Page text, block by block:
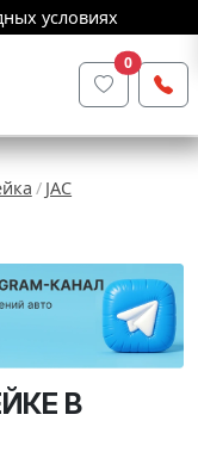
условиях
0
JAC
В